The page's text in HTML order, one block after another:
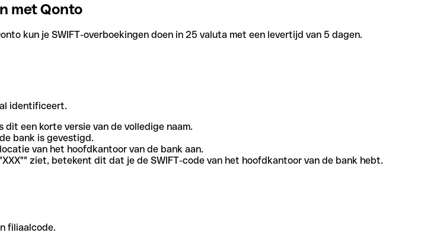
met Qonto
kun je SWIFT-overboekingen doen in 25 valuta met een levertijd van 5 dagen.
identificeert.
een korte versie van de volledige naam.
bank is gevestigd.
van het hoofdkantoor van de bank aan.
ziet, betekent dit dat je de SWIFT-code van het hoofdkantoor van de bank hebt.
filiaalcode.